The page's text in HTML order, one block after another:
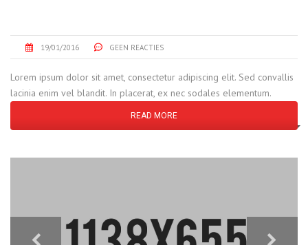
19/01/2016 GEEN REACTIES
Lorem ipsum dolor sit amet, consectetur adipiscing elit. Sed convallis
lacinia enim vel blandit. In placerat, ex nec sodales elementum.
READ MORE